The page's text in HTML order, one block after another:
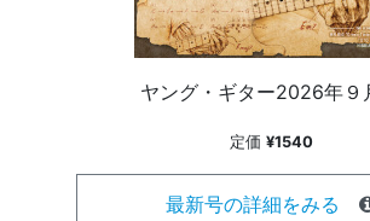
ヤング・ギター2026年９
定価 ¥1540
最新号の詳細をみる